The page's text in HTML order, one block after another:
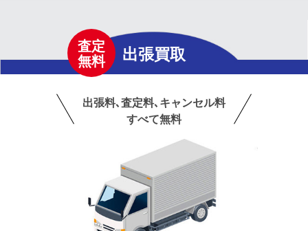
査定
無料
出張買取
出張料､査定料､キャンセル料
すべて無料